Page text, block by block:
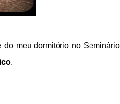
meu dormitório no Seminário
.